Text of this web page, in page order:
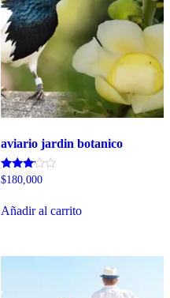
aviario jardin botanico
Valorado
de 5
$180,000
Añadir al carrito